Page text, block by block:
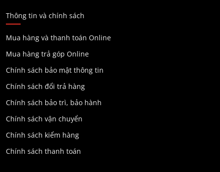
Thông tin và chính sách
Mua hàng và thanh toán Online
Mua hàng trả góp Online
Chính sách bảo mật thông tin
Chính sách đổi trả hàng
Chính sách bảo trì, bảo hành
Chính sách vận chuyển
Chính sách kiểm hàng
Chính sách thanh toán